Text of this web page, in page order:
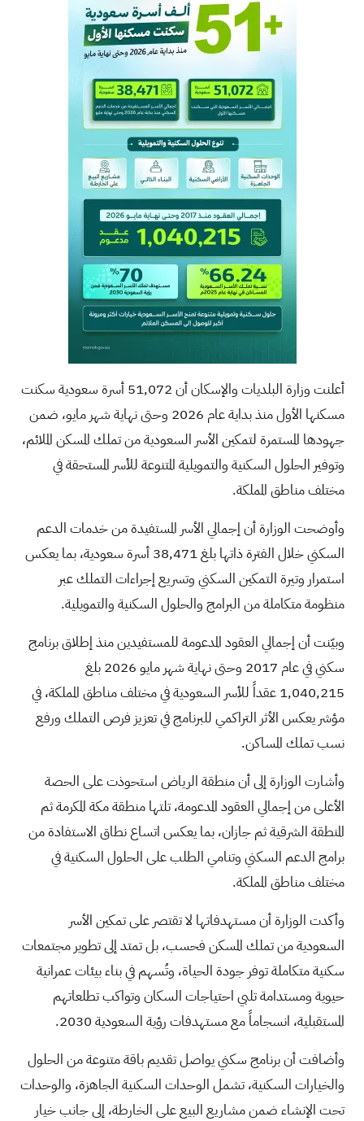
أعلنت وزارة البلديات والإسكان أن 51,072 أسرة سعودية سكنت
مسكنها الأول منذ بداية عام 2026 وحتى نهاية شهر مايو، ضمن
جهودها المستمرة لتمكين الأسر السعودية من تملك المسكن الملائم،
وتوفير الحلول السكنية والتمويلية المتنوعة للأسر المستحقة في
مختلف مناطق المملكة.
وأوضحت الوزارة أن إجمالي الأسر المستفيدة من خدمات الدعم
السكني خلال الفترة ذاتها بلغ 38,471 أسرة سعودية، بما يعكس
استمرار وتيرة التمكين السكني وتسريع إجراءات التملك عبر
منظومة متكاملة من البرامج والحلول السكنية والتمويلية.
وبيّنت أن إجمالي العقود المدعومة للمستفيدين منذ إطلاق برنامج
سكني في عام 2017 وحتى نهاية شهر مايو 2026 بلغ
1,040,215 عقداً للأسر السعودية في مختلف مناطق المملكة، في
مؤشر يعكس الأثر التراكمي للبرنامج في تعزيز فرص التملك ورفع
نسب تملك المساكن.
وأشارت الوزارة إلى أن منطقة الرياض استحوذت على الحصة
الأعلى من إجمالي العقود المدعومة، تلتها منطقة مكة المكرمة ثم
المنطقة الشرقية ثم جازان، بما يعكس اتساع نطاق الاستفادة من
برامج الدعم السكني وتنامي الطلب على الحلول السكنية في
مختلف مناطق المملكة.
وأكدت الوزارة أن مستهدفاتها لا تقتصر على تمكين الأسر
السعودية من تملك المسكن فحسب، بل تمتد إلى تطوير مجتمعات
سكنية متكاملة توفر جودة الحياة، وتُسهم في بناء بيئات عمرانية
حيوية ومستدامة تلبي احتياجات السكان وتواكب تطلعاتهم
المستقبلية، انسجاماً مع مستهدفات رؤية السعودية 2030.
وأضافت أن برنامج سكني يواصل تقديم باقة متنوعة من الحلول
والخيارات السكنية، تشمل الوحدات السكنية الجاهزة، والوحدات
تحت الإنشاء ضمن مشاريع البيع على الخارطة، إلى جانب خيار